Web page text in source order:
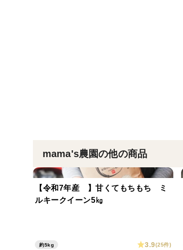
mama's農園の他の商品
【令和7年産 】甘くてもちもち ミ
ルキークイーン5㎏
約5kg 3.9(25件)